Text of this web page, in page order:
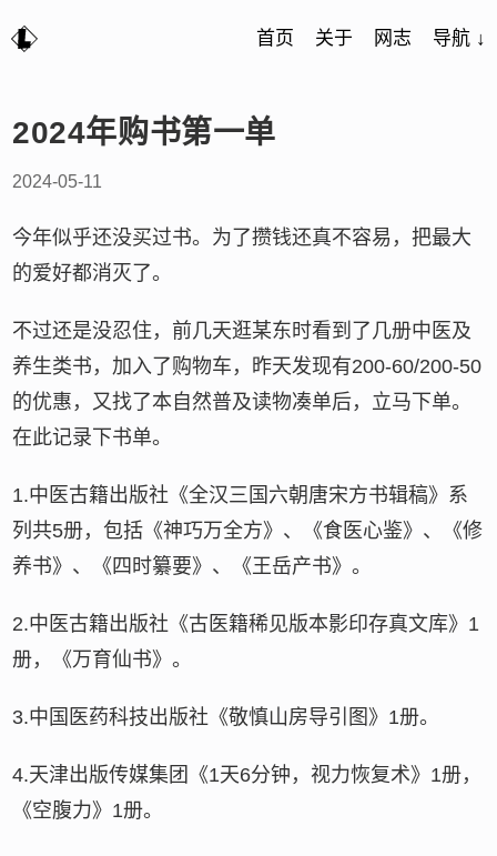
首页 关于 网志 导航 ↓
2024年购书第一单
2024-05-11
今年似乎还没买过书。为了攒钱还真不容易，把最大
的爱好都消灭了。
不过还是没忍住，前几天逛某东时看到了几册中医及
养生类书，加入了购物车，昨天发现有200-60/200-50
的优惠，又找了本自然普及读物凑单后，立马下单。
在此记录下书单。
1.中医古籍出版社《全汉三国六朝唐宋方书辑稿》系
列共5册，包括《神巧万全方》、《食医心鉴》、《修
养书》、《四时纂要》、《王岳产书》。
2.中医古籍出版社《古医籍稀见版本影印存真文库》1
册，《万育仙书》。
3.中国医药科技出版社《敬慎山房导引图》1册。
4.天津出版传媒集团《1天6分钟，视力恢复术》1册，
《空腹力》1册。